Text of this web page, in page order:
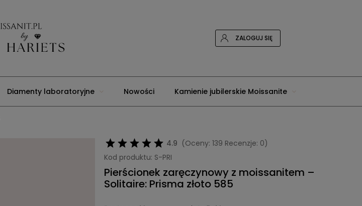
ZALOGUJ SIĘ
Diamenty laboratoryjne Nowości Kamienie jubilerskie Moissanite
4.9 (Oceny: 139 Recenzje: 0)
Kod produktu: S-PRI
Pierścionek zaręczynowy z moissanitem –
Solitaire: Prisma złoto 585